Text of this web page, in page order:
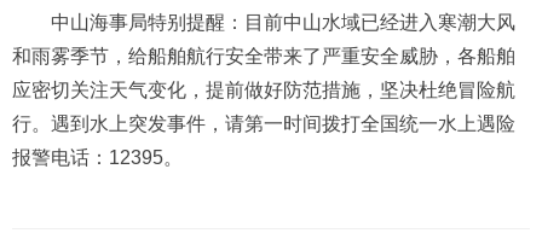
中山海事局特别提醒：目前中山水域已经进入寒潮大风
和雨雾季节，给船舶航行安全带来了严重安全威胁，各船舶
应密切关注天气变化，提前做好防范措施，坚决杜绝冒险航
行。遇到水上突发事件，请第一时间拨打全国统一水上遇险
报警电话：12395。